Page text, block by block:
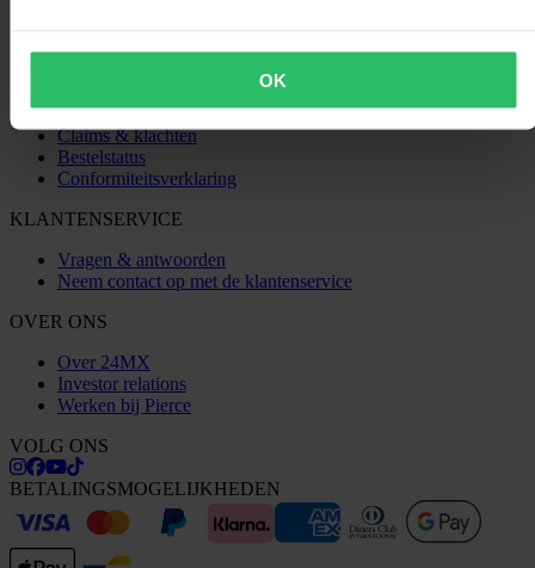
OK
Betaling
Informatie over recycling
Claims & klachten
Bestelstatus
Conformiteitsverklaring
KLANTENSERVICE
Vragen & antwoorden
Neem contact op met de klantenservice
OVER ONS
Over 24MX
Investor relations
Werken bij Pierce
VOLG ONS
BETALINGSMOGELIJKHEDEN